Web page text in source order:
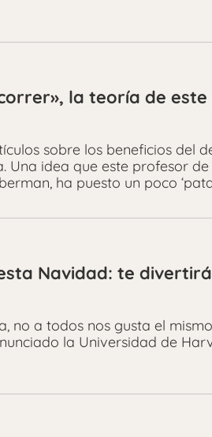
la teoría de
sobre los beneficios del
Una idea que este profesor
ha puesto un poco
Navidad: te
no a todos nos gusta el
la Universidad de